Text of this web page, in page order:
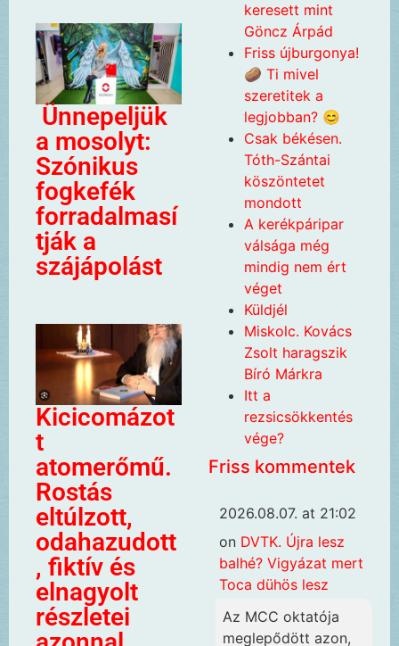
Ünnepeljük
a mosolyt:
Szónikus
fogkefék
forradalmasí
tják a
szájápolást
Kicicomázot
t
atomerőmű.
Rostás
eltúlzott,
odahazudott
, fiktív és
elnagyolt
részletei
keresett mint
Göncz Árpád
Friss újburgonya!
🥔 Ti mivel
szeretitek a
legjobban? 😊
Csak békésen.
Tóth-Szántai
köszöntetet
mondott
A kerékpáripar
válsága még
mindig nem ért
véget
Küldjél
Miskolc. Kovács
Zsolt haragszik
Bíró Márkra
Itt a
rezsicsökkentés
vége?
Friss kommentek
2026.08.07. at 21:02
on DVTK. Újra lesz
balhé? Vigyázat mert
Toca dühös lesz
Az MCC oktatója
meglepődött azon,